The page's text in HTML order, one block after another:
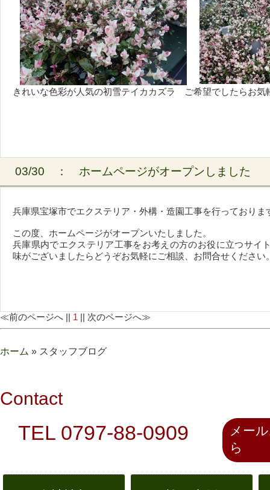
きれいな色彩が人気の初雪テイカカズラ ご希望でしたらお気
03/30 ： ホームページがオープンしました
兵庫県宝塚市でエクステリア・外構・造園工事を行っておりま
この度、ホームページがオープンいたしました。
兵庫県内でエクステリア工事をお考えの方のお役に立つサイ
味がございましたらどうぞお気軽にご相談、お問合せください
≪前のページへ || 1 || 次のページへ≫
ホーム » スタッフブログ
Contact
TEL 0797-88-0909
メー
ら